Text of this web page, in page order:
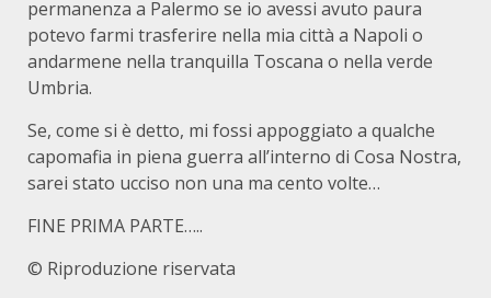
permanenza a Palermo se io avessi avuto paura
potevo farmi trasferire nella mia città a Napoli o
andarmene nella tranquilla Toscana o nella verde
Umbria.
Se, come si è detto, mi fossi appoggiato a qualche
capomafia in piena guerra all’interno di Cosa Nostra,
sarei stato ucciso non una ma cento volte…
FINE PRIMA PARTE…..
© Riproduzione riservata